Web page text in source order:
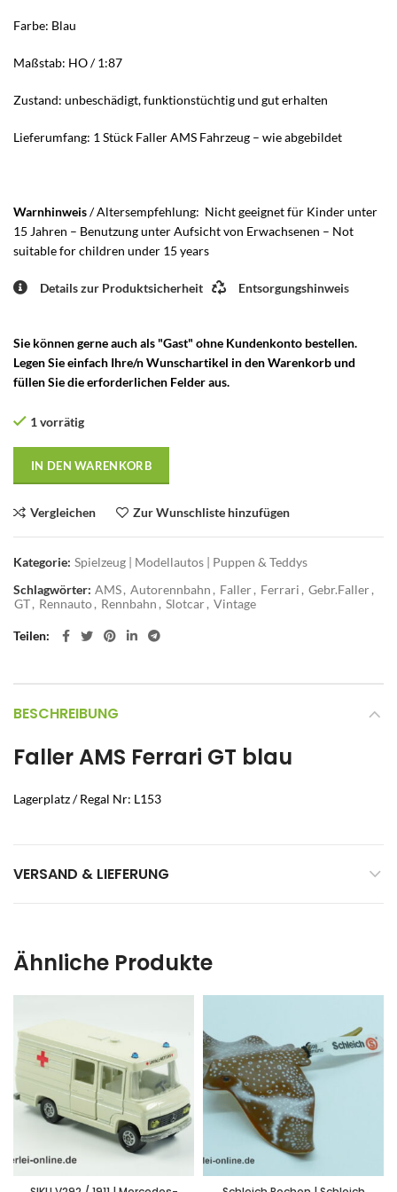
Farbe: Blau
Maßstab: HO / 1:87
Zustand: unbeschädigt, funktionstüchtig und gut erhalten
Lieferumfang: 1 Stück Faller AMS Fahrzeug – wie abgebildet
Warnhinweis/ Altersempfehlung: Nicht geeignet für Kinder unter
15 Jahren – Benutzung unter Aufsicht von Erwachsenen – Not
suitable for children under 15 years
Details zur Produktsicherheit Entsorgungshinweis
Sie können gerne auch als "Gast" ohne Kundenkonto bestellen.
Legen Sie einfach Ihre/n Wunschartikel in den Warenkorb und
füllen Sie die erforderlichen Felder aus.
1 vorrätig
IN DEN WARENKORB
Vergleichen Zur Wunschliste hinzufügen
Kategorie: Spielzeug | Modellautos | Puppen & Teddys
Schlagwörter: AMS, Autorennbahn , Faller, Ferrari , Gebr.Faller,
GT, Rennauto, Rennbahn , Slotcar, Vintage
Teilen
BESCHREIBUNG
Faller AMS Ferrari GT blau
Lagerplatz / Regal Nr: L153
VERSAND & LIEFERUNG
Ähnliche Produkte